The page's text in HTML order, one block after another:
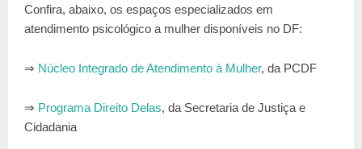
Confira, abaixo, os espaços especializados em
atendimento psicológico a mulher disponíveis no DF:
⇒ Núcleo Integrado de Atendimento à Mulher, da PCDF
⇒ Programa Direito Delas, da Secretaria de Justiça e
Cidadania